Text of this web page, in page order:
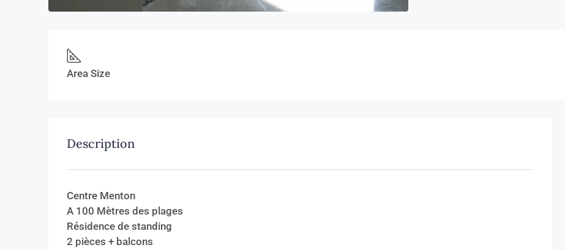
Area Size
Description
Centre Menton
A 100 Mètres des plages
Résidence de standing
2 pièces + balcons